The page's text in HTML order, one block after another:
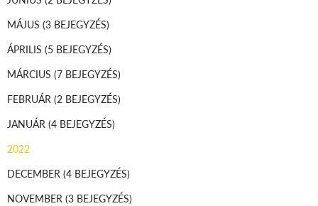
MÁJUS (3 BEJEGYZÉS)
ÁPRILIS (5 BEJEGYZÉS)
MÁRCIUS (7 BEJEGYZÉS)
FEBRUÁR (2 BEJEGYZÉS)
JANUÁR (4 BEJEGYZÉS)
2022
DECEMBER (4 BEJEGYZÉS)
NOVEMBER (3 BEJEGYZÉS)